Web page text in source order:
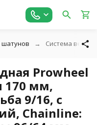
Система
Prowheel
170 мм,
9/16, с
Chainline: